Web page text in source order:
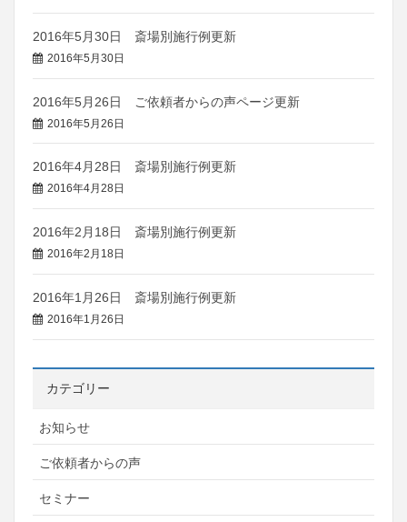
2016年5月30日 斎場別施行例更新
2016年5月30日
2016年5月26日 ご依頼者からの声ページ更新
2016年5月26日
2016年4月28日 斎場別施行例更新
2016年4月28日
2016年2月18日 斎場別施行例更新
2016年2月18日
2016年1月26日 斎場別施行例更新
2016年1月26日
カテゴリー
お知らせ
ご依頼者からの声
セミナー